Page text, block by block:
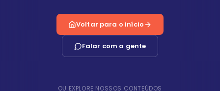
Voltar para o início
Falar com a gente
OU EXPLORE NOSSOS CONTEÚDOS